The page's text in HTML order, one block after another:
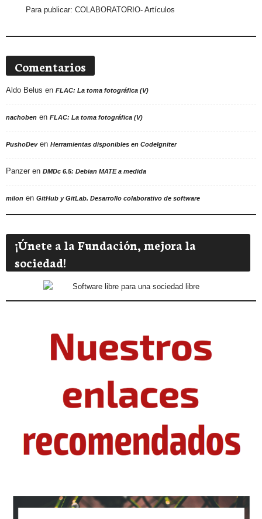
Para publicar:COLABORATORIO- Artículos
Comentarios
Aldo Belus en FLAC: La toma fotográfica (V)
nachoben en FLAC: La toma fotográfica (V)
PushoDeven Herramientas disponibles en CodeIgniter
Panzer en DMDc 6.5: Debian MATE a medida
milon en GitHub y GitLab. Desarrollo colaborativo de software
¡Únete a la Fundación, mejora la
sociedad!